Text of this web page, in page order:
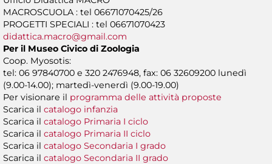
MACROSCUOLA : tel 06671070425/26
PROGETTI SPECIALI : tel 06671070423
didattica.macro@gmail.com
Per il Museo Civico di Zoologia
Coop. Myosotis:
tel: 06 97840700 e 320 2476948, fax: 06 32609200 lunedì
(9.00-14.00); martedì-venerdì (9.00-19.00)
Per visionare il programma delle attività proposte
Scarica il catalogo infanzia
Scarica il catalogo Primaria I ciclo
Scarica il catalogo Primaria II ciclo
Scarica il catalogo Secondaria I grado
Scarica il catalogo Secondaria II grado